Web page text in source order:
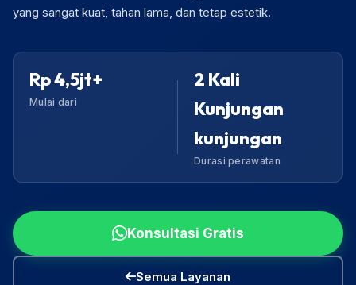
yang sangat kuat, tahan lama, dan tetap estetik.
Rp 4,5jt+
Mulai dari
2 Kali
Kunjungan
kunjungan
Durasi perawatan
Konsultasi Gratis
Semua Layanan